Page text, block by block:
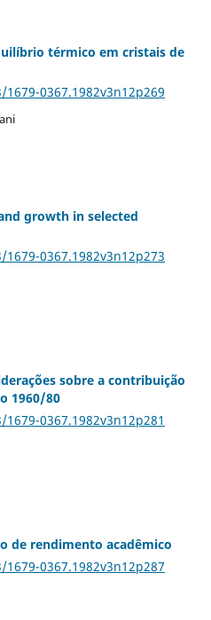
térmico em cristais de
0367.1982v3n12p269
growth in selected
0367.1982v3n12p273
sobre a contribuição
1960/80
0367.1982v3n12p281
de rendimento acadêmico
0367.1982v3n12p287